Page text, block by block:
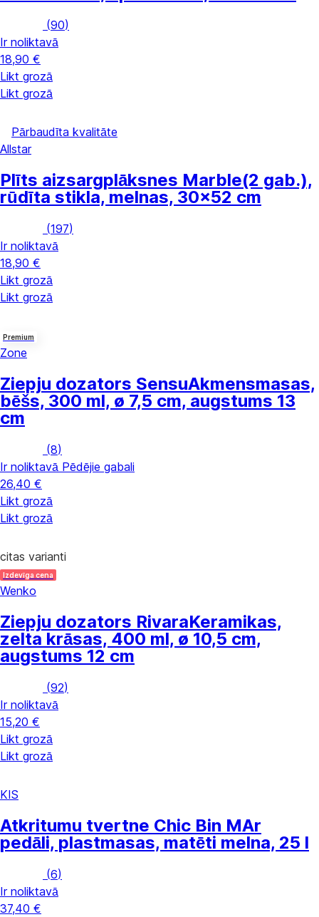
(90)
Ir noliktavā
18,90 €
Likt grozā
Likt grozā
Pārbaudīta kvalitāte
Allstar
Plīts aizsargplāksnes Marble(2 gab.),
rūdīta stikla, melnas, 30x52 cm
(197)
Ir noliktavā
18,90 €
Likt grozā
Likt grozā
Premium
Zone
Ziepju dozators SensuAkmensmasas,
bēšs, 300 ml, ø 7,5 cm, augstums 13
cm
(8)
Ir noliktavā Pēdējie gabali
26,40 €
Likt grozā
Likt grozā
citas varianti
Izdevīga cena
Wenko
Ziepju dozators RivaraKeramikas,
zelta krāsas, 400 ml, ø 10,5 cm,
augstums 12 cm
(92)
Ir noliktavā
15,20 €
Likt grozā
Likt grozā
KIS
Atkritumu tvertne Chic Bin MAr
pedāli, plastmasas, matēti melna, 25 l
(6)
Ir noliktavā
37,40 €